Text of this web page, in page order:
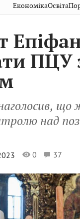
Стрий
Хмельницький
Вінниця
ЕкономікаОсвіта
ПЦУ
що
над
0 37